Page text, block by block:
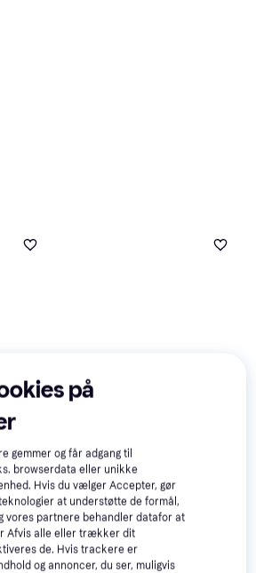
4 butikker
på
gemmer og får adgang til
browserdata eller unikke
Hvis du vælger Accepter, gør
at understøtte de formål,
vores partnere behandler datafor at
Afvis alle eller trækker dit
de. Hvis trackere er
og annoncer, du ser, muligvis